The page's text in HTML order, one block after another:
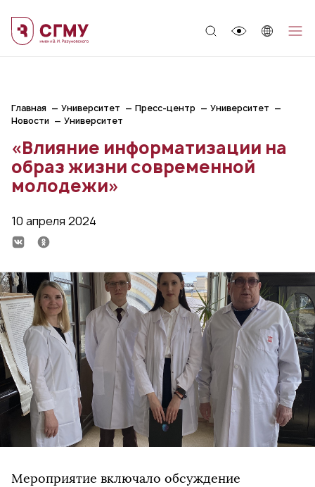
Главная Университет Пресс-центр
Университет
Новости
Университет
«Влияние информатизации на
образ жизни современной
молодежи»
10 апреля 2024
Мероприятие включало обсуждение